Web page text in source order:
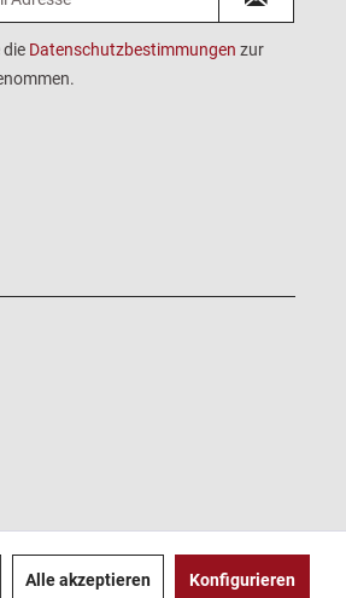
die Datenschutzbestimmungen zur
Alle akzeptieren Konfigurieren